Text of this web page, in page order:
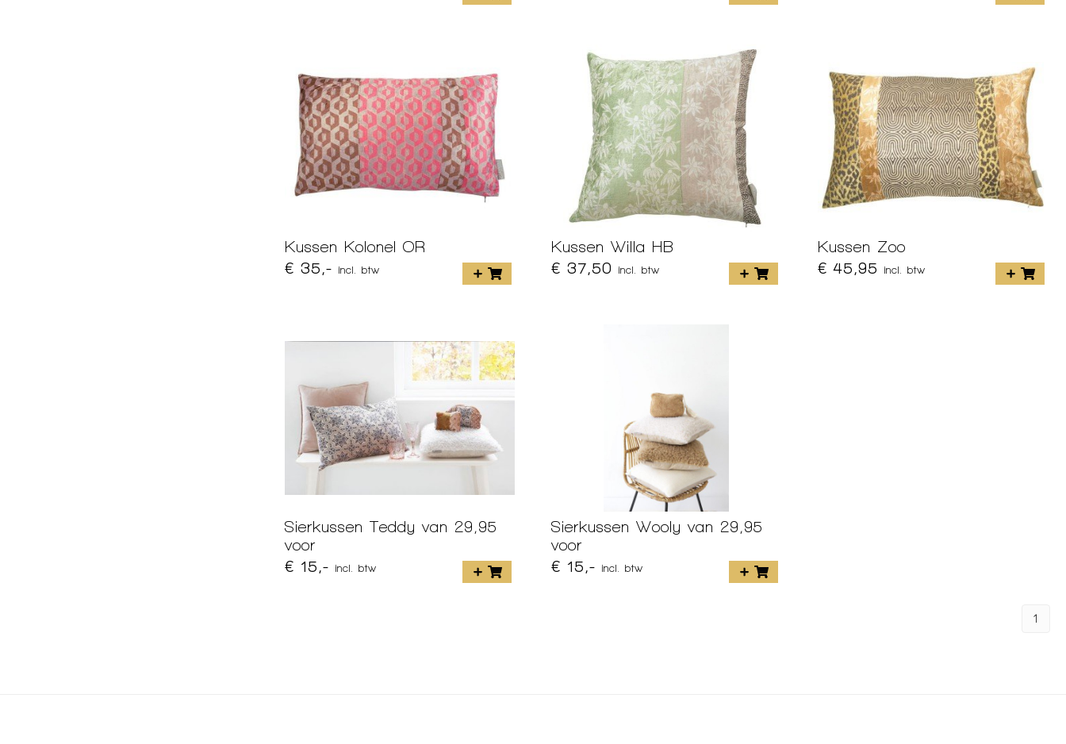
Kussen Kolonel OR
€ 35,-
incl. btw
Kussen Willa HB
€ 37,50
incl. btw
Kussen Zoo
€ 45,95
incl. btw
Sierkussen Teddy van 29,95
voor
€ 15,-
incl. btw
Sierkussen Wooly van 29,95
voor
€ 15,-
incl. btw
1